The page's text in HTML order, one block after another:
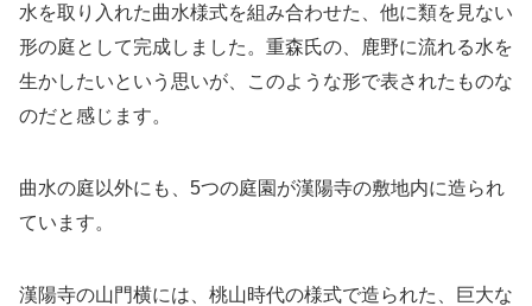
水を取り入れた曲水様式を組み合わせた、他に類を見ない
形の庭として完成しました。重森氏の、鹿野に流れる水を
生かしたいという思いが、このような形で表されたものな
のだと感じます。
曲水の庭以外にも、5つの庭園が漢陽寺の敷地内に造られ
ています。
漢陽寺の山門横には、桃山時代の様式で造られた、巨大な